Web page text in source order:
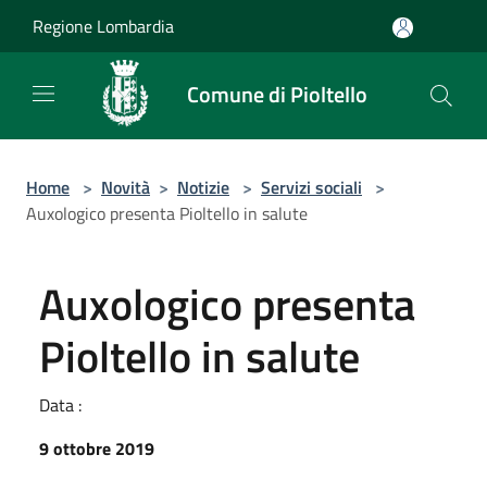
Regione Lombardia
Comune di Pioltello
Home > Novità > Notizie > Servizi sociali >
Auxologico presenta Pioltello in salute
Auxologico presenta
Pioltello in salute
Data :
9 ottobre 2019